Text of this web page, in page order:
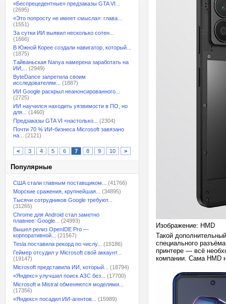
«Беспрецедентные» предзаказы GTA VI...
(2695)
«Это попросту не имеет смысла»: глава...
(1551)
За сутки ИИ выявил несколько сотен...
(1666)
В Южной Корее создали навигатор, который...
(1875)
Тайваньская Nanya намерена заработать на
ИИ,...
(2949)
ByteDance запретила своим
исследователям...
(1887)
ИИ Google раскрыл неанонсированного...
(2725)
ИИ научился находить уязвимости в ПО, но
для...
(1460)
Предзаказы GTA VI «настолько...
(2304)
Почти 70 % ИИ-бизнеса Microsoft завязано
на...
(2121)
< 3 4 5 6 7 8 9 10 >
Популярные
США стали главным поставщиком...
(41766)
Морские сражения, крупнейшая...
(34895)
Тысячи сотрудников Google требуют...
(31265)
Chrome для Android стал заметно
плавнее: Google...
(24993)
Вышел релиз OpenIDE Pro —
корпоративной...
(21567)
Tesla поставила рекорд по числу...
(19186)
Геймер отсудил у Microsoft свой аккаунт...
(19147)
Microsoft представила ИИ, который...
(18794)
«Яндекс» улучшил поиск АЗС без...
(17700)
Microsoft и Mistral обменяются моделями...
(17356)
«Яндекс» посадил ИИ-агентов...
(15989)
Изображение: HMD
Такой
специального
принтере — всё
компании. Сама HMD